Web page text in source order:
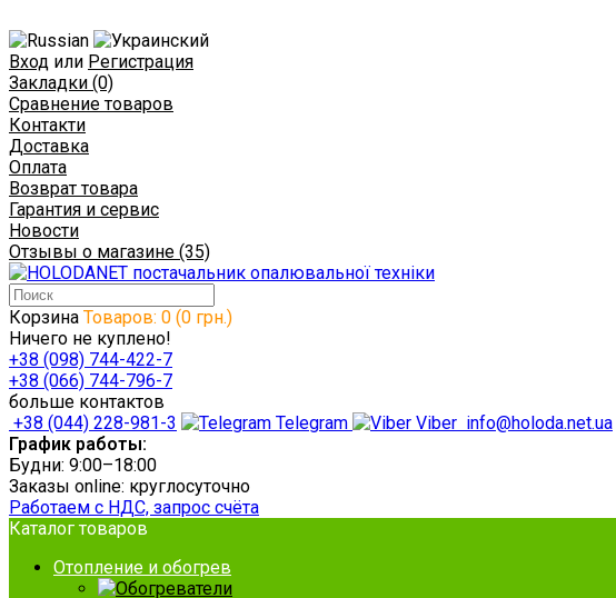
Вход или Регистрация
Закладки (0)
Сравнение товаров
Контакти
Доставка
Оплата
Возврат товара
Гарантия и сервис
Новости
Отзывы о магазине (35)
Корзина Товаров: 0 (0 грн.)
Ничего не куплено!
+38 (098) 744-422-7
+38 (066) 744-796-7
больше контактов
+38 (044) 228-981-3
Telegram Viber info@holoda.net.ua
График работы:
Будни: 9:00–18:00
Заказы online: круглосуточно
Работаем с НДС, запрос счёта
Каталог товаров
Отопление и обогрев